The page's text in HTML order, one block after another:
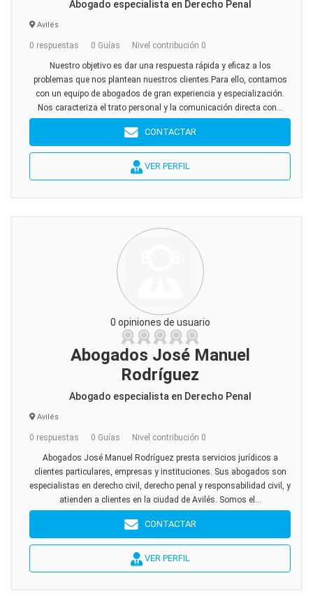
Abogado especialista en Derecho Penal
Avilés
0 respuestas 0 Guías Nivel contribución 0
Nuestro objetivo es dar una respuesta rápida y eficaz a los
problemas que nos plantean nuestros clientes.Para ello, contamos
con un equipo de abogados de gran experiencia y especialización.
Nos caracteriza el trato personal y la comunicación directa con...
CONTACTAR
VER PERFIL
0 opiniones de usuario
Abogados José Manuel
Rodríguez
Abogado especialista en Derecho Penal
Avilés
0 respuestas 0 Guías Nivel contribución 0
Abogados José Manuel Rodríguez presta servicios jurídicos a
clientes particulares, empresas y instituciones. Sus abogados son
especialistas en derecho civil, derecho penal y responsabilidad civil, y
atienden a clientes en la ciudad de Avilés. Somos el...
CONTACTAR
VER PERFIL